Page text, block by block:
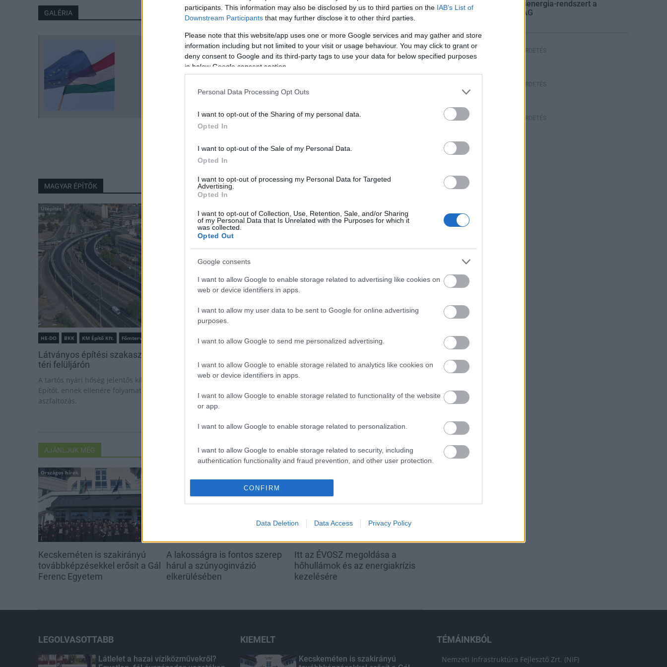
participants. This information may also be disclosed by us to third parties on the IAB’s List of
Downstream Participants that may further disclose it to other third parties.
Please note that this website/app uses one or more Google services and may gather and store
information including but not limited to your visit or usage behaviour. You may click to grant or
deny consent to Google and its third-party tags to use your data for below specified purposes
in below Google consent section.
Personal Data Processing Opt Outs
I want to opt-out of the Sharing of my personal data.
Opted In
I want to opt-out of the Sale of my Personal Data.
Opted In
I want to opt-out of processing my Personal Data for Targeted
Advertising.
Opted In
I want to opt-out of Collection, Use, Retention, Sale, and/or Sharing
of my Personal Data that Is Unrelated with the Purposes for which it
was collected.
Opted Out
Google consents
I want to allow Google to enable storage related to advertising like cookies on
web or device identifiers in apps.
I want to allow my user data to be sent to Google for online advertising
purposes.
I want to allow Google to send me personalized advertising.
I want to allow Google to enable storage related to analytics like cookies on
web or device identifiers in apps.
I want to allow Google to enable storage related to functionality of the website
or app.
I want to allow Google to enable storage related to personalization.
I want to allow Google to enable storage related to security, including
authentication functionality and fraud prevention, and other user protection.
CONFIRM
Data Deletion Data Access Privacy Policy
GALÉRIA
MAGYAR ÉPÍTŐK
Útépítés
HE-DO BKK KM Építő Kft. Főmterv Mérnöki Tervező Zrt.
Látványos építési szakasz indult be a Flórián
téri felüljárón
A tartós nyári hőség jelentős kihívás elé állítja a KM
Építőt, ennek ellenére folyamatosan halad az
aszfaltozás.
mérföldköve a felülvizsgálat
árnyékában?
és közműhálózatának fejlesztése
Látlelet a hazai víziközművekről?
Épített öröksége megújításával is
készül Mohács a csata ötszázadik
AJÁNLJUK MÉG
Országos hírek
Kecskeméten is szakirányú
továbbképzésekkel erősít a Gál
Ferenc Egyetem
A lakosságra is fontos szerep
hárul a szúnyoginvázió
elkerülésében
Itt az ÉVOSZ megoldása a
hőhullámok és az energiakrízis
kezelésére
villamosenergia-rendszert a
STRABAG
HIRDETÉS
HIRDETÉS
HIRDETÉS
LEGOLVASOTTABB
Látlelet a hazai víziközművekről?
KIEMELT
Kecskeméten is szakirányú
TÉMÁINKBÓL
Nemzeti Infrastruktúra Fejlesztő Zrt. (NIF)